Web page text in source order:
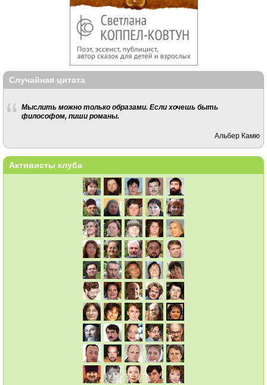
Случайная цитата
Мыслить можно только образами. Если хочешь быть
философом, пиши романы.
Альбер Камю
Активисты клуба